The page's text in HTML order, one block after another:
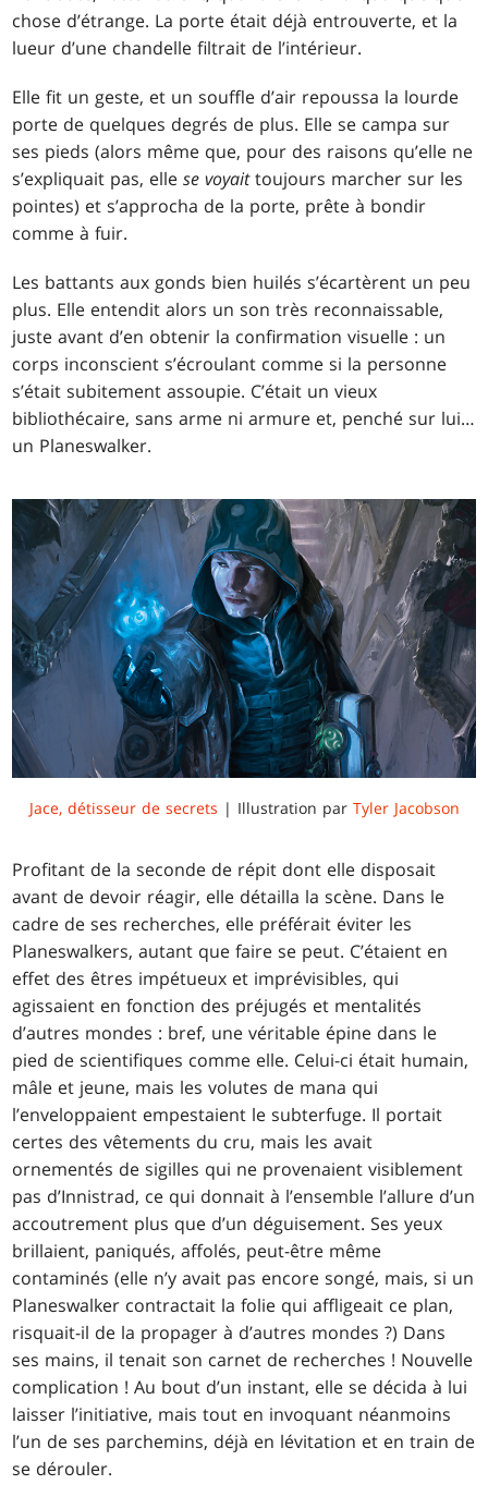
chose d’étrange. La porte était déjà entrouverte, et la
lueur d’une chandelle filtrait de l’intérieur.
Elle fit un geste, et un souffle d’air repoussa la lourde
porte de quelques degrés de plus. Elle se campa sur
ses pieds (alors même que, pour des raisons qu’elle ne
s’expliquait pas, ellese voyaittoujours marcher sur les
pointes) et s’approcha de la porte, prête à bondir
comme à fuir.
Les battants aux gonds bien huilés s’écartèrent un peu
plus. Elle entendit alors un son très reconnaissable,
juste avant d’en obtenir la confirmation visuelle : un
corps inconscient s’écroulant comme si la personne
s’était subitement assoupie. C’était un vieux
bibliothécaire, sans arme ni armure et, penché sur lui…
un Planeswalker.
Jace, détisseur de secrets | Illustration par Tyler Jacobson
Profitant de la seconde de répit dont elle disposait
avant de devoir réagir, elle détailla la scène. Dans le
cadre de ses recherches, elle préférait éviter les
Planeswalkers, autant que faire se peut. C’étaient en
effet des êtres impétueux et imprévisibles, qui
agissaient en fonction des préjugés et mentalités
d’autres mondes : bref, une véritable épine dans le
pied de scientifiques comme elle. Celui-ci était humain,
mâle et jeune, mais les volutes de mana qui
l’enveloppaient empestaient le subterfuge. Il portait
certes des vêtements du cru, mais les avait
ornementés de sigilles qui ne provenaient visiblement
pas d’Innistrad, ce qui donnait à l’ensemble l’allure d’un
accoutrement plus que d’un déguisement. Ses yeux
brillaient, paniqués, affolés, peut-être même
contaminés (elle n’y avait pas encore songé, mais, si un
Planeswalker contractait la folie qui affligeait ce plan,
risquait-il de la propager à d’autres mondes ?) Dans
ses mains, il tenait son carnet de recherches ! Nouvelle
complication ! Au bout d’un instant, elle se décida à lui
laisser l’initiative, mais tout en invoquant néanmoins
l’un de ses parchemins, déjà en lévitation et en train de
se dérouler.